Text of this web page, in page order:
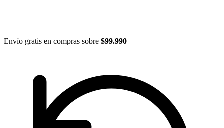
Envío gratis en compras sobre $99.990